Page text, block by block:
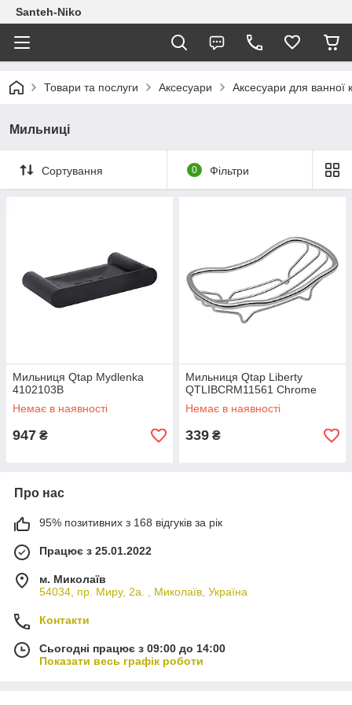
Santeh-Niko
Товари та послуги Аксесуари Аксесуари для ванної
Мильниці
Сортування 0 Фільтри
Мильниця Qtap Mydlenka
4102103B
Немає в наявності
947 ₴
Мильниця Qtap Liberty
QTLIBCRM11561 Chrome
Немає в наявності
339 ₴
Про нас
95% позитивних з 168 відгуків за рік
Працює з 25.01.2022
м. Миколаїв
54034, пр. Миру, 2а. , Миколаїв, Україна
Контакти
Сьогодні працює з 09:00 до 14:00
Показати весь графік роботи